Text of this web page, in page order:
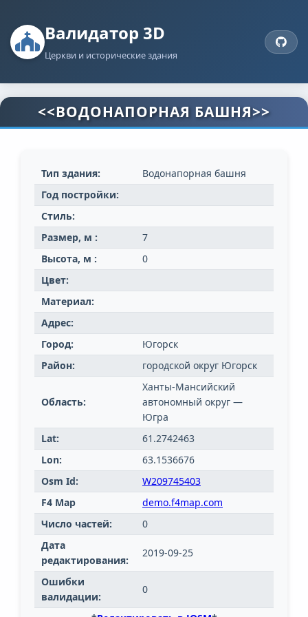
Валидатор 3D
Церкви и исторические здания
<<ВОДОНАПОРНАЯ БАШНЯ>>
Тип здания:
Водонапорная башня
Год постройки:
Стиль:
Размер, м :
7
Высота, м :
0
Цвет:
Материал:
Адрес:
Город:
Югорск
Район:
городской округ Югорск
Область:
Ханты-Мансийский
автономный округ —
Югра
Lat:
61.2742463
Lon:
63.1536676
Osm Id:
W209745403
F4 Map
demo.f4map.com
Число частей:
0
Дата
редактирования:
2019-09-25
Ошибки
валидации:
0